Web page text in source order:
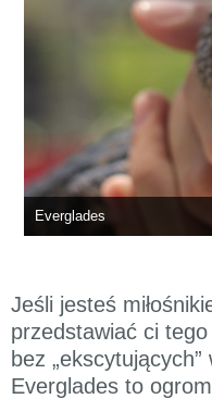
Everglades
Jeśli jesteś
przedstawiać ci
bez
Everglades to